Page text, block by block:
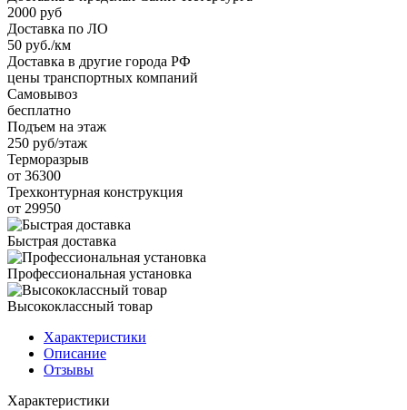
2000 руб
Доставка по ЛО
50 руб./км
Доставка в другие города РФ
цены транспортных компаний
Самовывоз
бесплатно
Подъем на этаж
250 руб/этаж
Терморазрыв
от 36300
Трехконтурная конструкция
от 29950
Быстрая доставка
Профессиональная установка
Высококлассный товар
Характеристики
Описание
Отзывы
Характеристики